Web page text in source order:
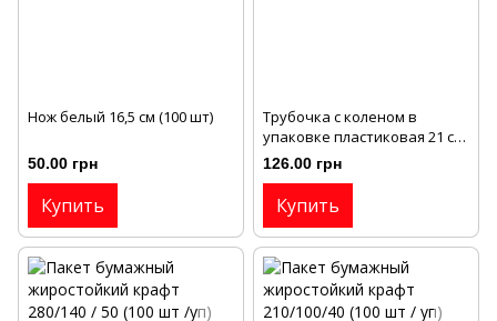
Нож белый 16,5 см (100 шт)
50.00 грн
Купить
Трубочка с коленом в
упаковке пластиковая 21 см
черная (200 шт)
126.00 грн
Купить